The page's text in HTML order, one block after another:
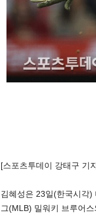
페이 트위 밴드 네이
댓글
[스포츠투데이 강태구 기
김혜성은 23일(한국시각)
그(MLB) 밀워키 브루어